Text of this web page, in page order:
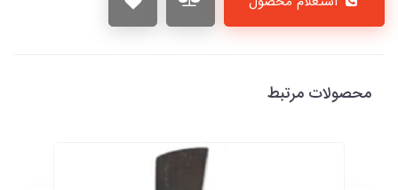
محصولات مرتبط